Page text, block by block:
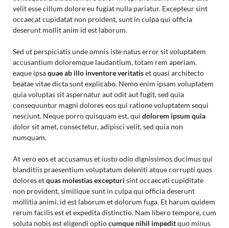
velit esse cillum dolore eu fugiat nulla pariatur. Excepteur sint
occaecat cupidatat non proident, sunt in culpa qui officia
deserunt mollit anim id est laborum.
Sed ut perspiciatis unde omnis iste natus error sit voluptatem
accusantium doloremque laudantium, totam rem aperiam,
eaque ipsaquae ab illo inventore veritatiset quasi architecto
beatae vitae dicta sunt explicabo. Nemo enim ipsam voluptatem
quia voluptas sit aspernatur aut odit aut fugit, sed quia
consequuntur magni dolores eos qui ratione voluptatem sequi
nesciunt. Neque porro quisquam est, qui dolorem ipsum quia
dolor sit amet, consectetur, adipisci velit, sed quia non
numquam.
At vero eos et accusamus et iusto odio dignissimos ducimus qui
blanditiis praesentium voluptatum deleniti atque corrupti quos
dolores etquas molestias excepturi sint occaecati cupiditate
non provident, similique sunt in culpa qui officia deserunt
mollitia animi, id est laborum et dolorum fuga. Et harum quidem
rerum facilis est et expedita distinctio. Nam libero tempore, cum
soluta nobis est eligendi optiocumque nihil impeditquo minus